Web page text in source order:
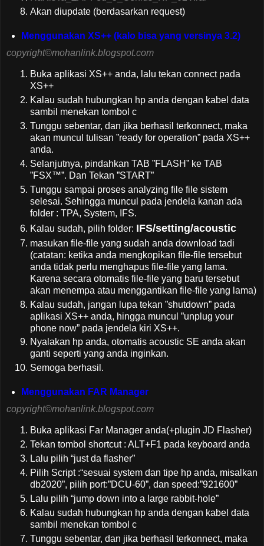
Akan diupdate (berdasarkan request)
Menggunakan XS++ (kalo bisa yang versinya 3.2)
copyright©mohanlink.blogspot.com
Buka aplikasi XS++ anda, lalu tekan connect pada
XS++
Kalau sudah hubungkan hp anda dengan kabel data
sambil menekan tombol c
Tunggu sebentar, dan jika berhasil terkonnect, maka
akan muncul tulisan ”ready for operation” pada XS++
anda.
Selanjutnya, pindahkan TAB ”FLASH” ke TAB
”FSX™”. Dan Tekan ”START”
Tunggu sampai proses analyzing file file sistem
selesai. Sehingga muncul pada jendela kanan ada
folder : TPA, System, IFS.
Kalau sudah, pilih folder: IFS/setting/acoustic
masukan file-file yang sudah anda download tadi
(catatan: ketika anda mengkopikan file-file tersebut
anda tidak perlu menghapus file-file yang lama.
Karena secara otomatis file-file yang baru tersebut
akan menempa atau menggantikan file-file yang lama)
Kalau sudah, jangan lupa tekan ”shutdown” pada
aplikasi XS++ anda, hingga muncul ”unplug your
phone now” pada jendela kiri XS++.
Nyalakan hp anda, otomatis acoustic SE anda akan
ganti seperti yang anda inginkan.
Semoga berhasil.
Menggunakan FAR Manager
copyright©mohanlink.blogspot.com
Buka aplikasi Far Manager anda(+plugin JD Flasher)
Tekan tombol shortcut : ALT+F1 pada keyboard anda
Lalu pilih “just da flasher”
Pilih Script :“sesuai system dan tipe hp anda, misalkan
db2020”, pilih port:”DCU-60”, dan speed:”921600”
Lalu pilih “jump down into a large rabbit-hole”
Kalau sudah hubungkan hp anda dengan kabel data
sambil menekan tombol c
Tunggu sebentar, dan jika berhasil terkonnect, maka